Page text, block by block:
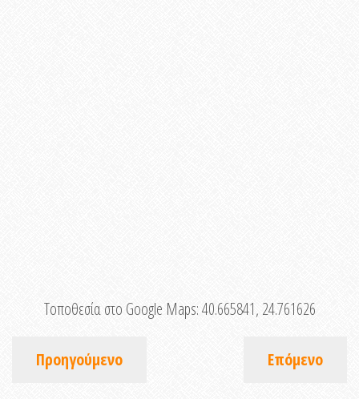
Τοποθεσία στο Google Maps:40.665841, 24.761626
Προηγούμενο Επόμενο